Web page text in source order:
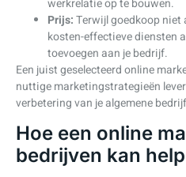
werkrelatie op te bouwen.
Prijs:Terwijl goedkoop niet
kosten-effectieve diensten
toevoegen aan je bedrijf.
Een juist geselecteerd online
nuttige marketingstrategieën
verbetering van je algemene
Hoe een online
bedrijven kan